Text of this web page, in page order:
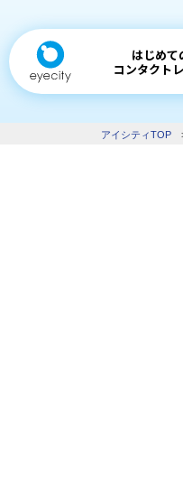
はじめて
コンタクト
アイシティTOP